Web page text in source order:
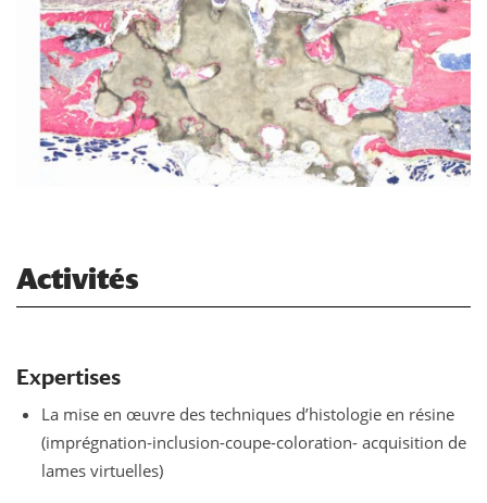
Activités
Expertises
La mise en œuvre des techniques d’histologie en résine
(imprégnation-inclusion-coupe-coloration- acquisition de
lames virtuelles)